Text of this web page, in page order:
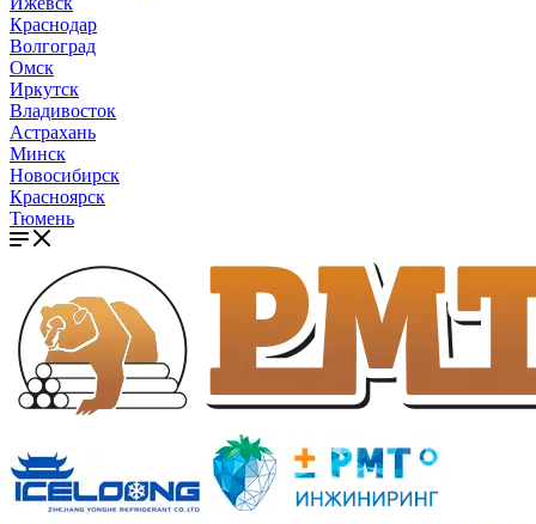
Краснодар
Волгоград
Омск
Иркутск
Владивосток
Астрахань
Минск
Новосибирск
Красноярск
Тюмень